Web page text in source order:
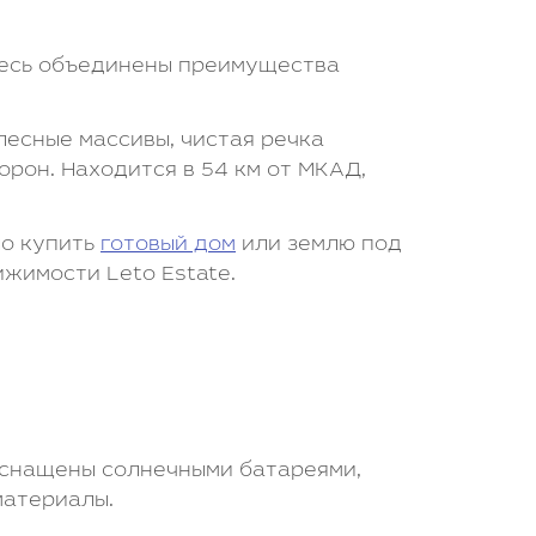
объединены преимущества
массивы, чистая речка
Находится в 54 км от МКАД,
купить готовый дом или землю под
Leto Estate.
солнечными батареями,